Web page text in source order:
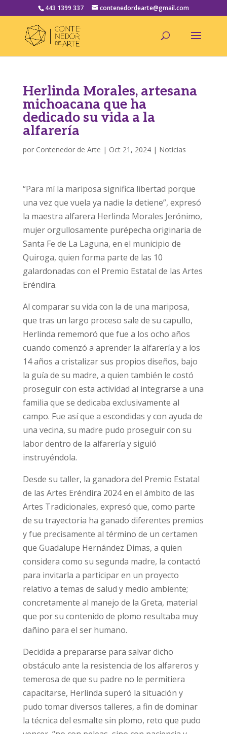
443 1399 337 contenedordearte@gmail.com
Herlinda Morales, artesana
michoacana que ha
dedicado su vida a la
alfarería
por Contenedor de Arte | Oct 21, 2024| Noticias
“Para mí la mariposa significa libertad porque
una vez que vuela ya nadie la detiene”, expresó
la maestra alfarera Herlinda Morales Jerónimo,
mujer orgullosamente purépecha originaria de
Santa Fe de La Laguna, en el municipio de
Quiroga, quien forma parte de las 10
galardonadas con el Premio Estatal de las Artes
Eréndira.
Al comparar su vida con la de una mariposa,
que tras un largo proceso sale de su capullo,
Herlinda rememoró que fue a los ocho años
cuando comenzó a aprender la alfarería y a los
14 años a cristalizar sus propios diseños, bajo
la guía de su madre, a quien también le costó
proseguir con esta actividad al integrarse a una
familia que se dedicaba exclusivamente al
campo. Fue así que a escondidas y con ayuda de
una vecina, su madre pudo proseguir con su
labor dentro de la alfarería y siguió
instruyéndola.
Desde su taller, la ganadora del Premio Estatal
de las Artes Eréndira 2024 en el ámbito de las
Artes Tradicionales, expresó que, como parte
de su trayectoria ha ganado diferentes premios
y fue precisamente al término de un certamen
que Guadalupe Hernández Dimas, a quien
considera como su segunda madre, la contactó
para invitarla a participar en un proyecto
relativo a temas de salud y medio ambiente;
concretamente al manejo de la Greta, material
que por su contenido de plomo resultaba muy
dañino para el ser humano.
Decidida a prepararse para salvar dicho
obstáculo ante la resistencia de los alfareros y
temerosa de que su padre no le permitiera
capacitarse, Herlinda superó la situación y
pudo tomar diversos talleres, a fin de dominar
la técnica del esmalte sin plomo, reto que pudo